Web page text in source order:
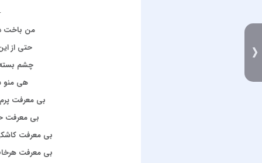
من باخت
حتی از
چشم بسته
هی منو
بی معرفت
بی معرفت
بی معرفت
بی معرفت